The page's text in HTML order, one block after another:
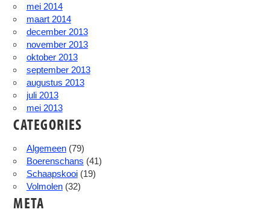
mei 2014
maart 2014
december 2013
november 2013
oktober 2013
september 2013
augustus 2013
juli 2013
mei 2013
CATEGORIES
Algemeen(79)
Boerenschans (41)
Schaapskooi(19)
Volmolen(32)
META